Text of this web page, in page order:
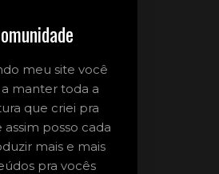
meu site você
a manter toda a
que criei pra
assim posso cada
mais e mais
pra vocês